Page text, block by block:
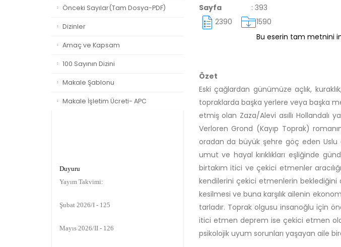
Önceki Sayılar(Tam Dosya-PDF)
Dizinler
Amaç ve Kapsam
100 Sayının Dizini
Makale Şablonu
Makale İşletim Ücreti- APC
Yayım Takvimi:
Sayfa
: 393
2390
1590
Bu eserin tam metnini
Özet
Eski çağlardan günümüze açlık,
topraklarda başka yerlere veya başka
etmiş olan Zaza/Alevi asıllı Hollandalı
Verloren Grond (Kayıp Toprak)
oradan da büyük şehre göç eden
umut ve hayal kırıklıkları eşliğinde
birtakım itici ve çekici etmenler
kendilerini çekici etmenlerin beklediğini
kesilmesi ve buna karşılık ailenin
tarladır. Toprak olgusu insanoğlu için
itici etmen deprem ise çekici etmen
psikolojik uyum sorunları yaşayan aile